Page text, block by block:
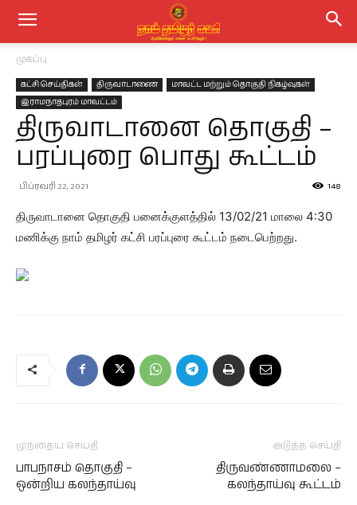
முகப்பு
கட்சி செய்திகள் திருவாடாணை
மாவட்ட மற்றும் தொகுதி நிகழ்வுகள்
இராமநாதபுரம் மாவட்டம்
திருவாடானை தொகுதி –
பரப்புரை பொது கூட்டம்
பிப்ரவரி 22, 2021 148
திருவாடானை தொகுதி பனைக்குளத்தில் 13/02/21 மாலை 4:30
மணிக்கு நாம் தமிழர் கட்சி பரப்புரை கூட்டம் நடைபெற்றது.
முந்தைய செய்தி
பாபநாசம் தொகுதி –
ஒன்றிய கலந்தாய்வு
அடுத்த செய்தி
திருவண்ணாமலை –
கலந்தாய்வு கூட்டம்